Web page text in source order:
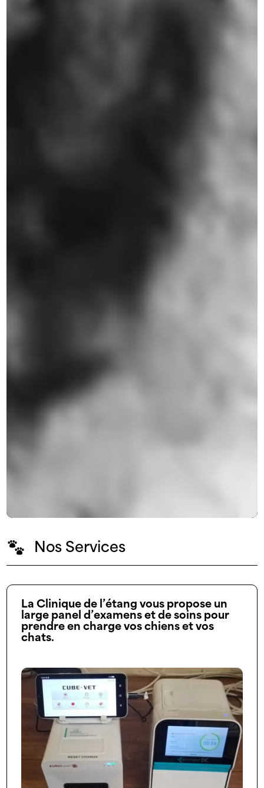
Nos Services
La Clinique de l’étang vous propose un
large panel d’examens et de soins pour
prendre en charge vos chiens et vos
chats.